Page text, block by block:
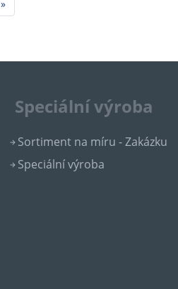
»Další
Speciální výroba
Sortiment na míru - Zakázku
Speciální výroba